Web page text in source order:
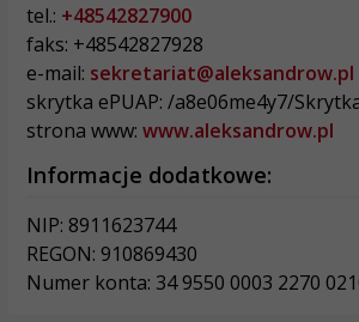
tel.: +48542827900
faks: +48542827928
e-mail: sekretariat@aleksandrow.pl
skrytka ePUAP: /a8e06me4y7/
strona www: www.aleksandrow.pl
Informacje dodatkowe:
NIP: 8911623744
REGON: 910869430
Numer konta: 34 9550 0003 2270